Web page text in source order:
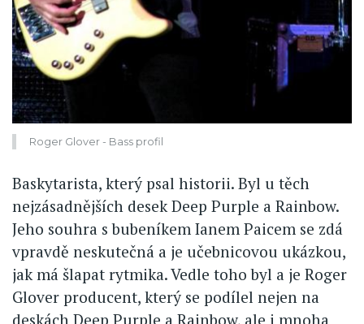
Roger Glover - Bass profil
Baskytarista, který psal historii. Byl u těch
nejzásadnějších desek Deep Purple a Rainbow.
Jeho souhra s bubeníkem Ianem Paicem se zdá
vpravdě neskutečná a je učebnicovou ukázkou,
jak má šlapat rytmika. Vedle toho byl a je Roger
Glover producent, který se podílel nejen na
deskách Deep Purple a Rainbow, ale i mnoha